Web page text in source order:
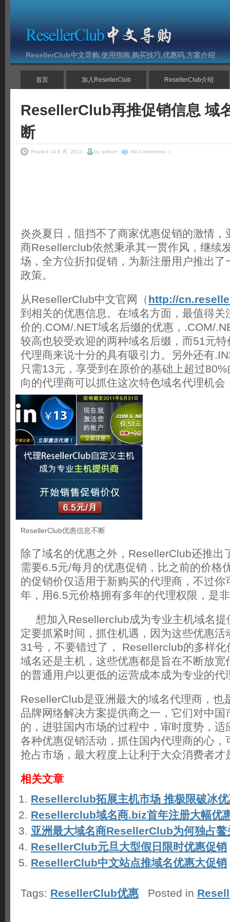
ResellerClub中文导购,使用指南,购买技巧,优惠码,方案介绍
首页 加入ResellerClub ResellerClub介绍
ResellerClub再推促销信息 域
断
Posted 14 8 月, 2011 by admin No Comments »
炎炎夏日，阻挡不了商家优惠促销的激情，
商Resellerclub依然秉承其一贯作风，继续
场，全方位折扣促销，为新注册用户推出了
政策。
从ResellerClub中文官网（http://
到相关的优惠信息。在域名方面，最值得关
价的.COM/.NET域名后缀的优惠，.COM/
较高也较受欢迎的两种域名后缀，而51元
代理商来说十分的具有吸引力。另外还有
只需13元，享受到在原价的基础上超过
向的代理商可以抓住这次特色域名代理机会
ResellerClub优惠信息不断
除了域名的优惠之外，ResellerClub还推出
需要6.5元/每月的优惠促销，比之前的价格
的促销价仅适用于新购买的代理商，不过你
年，用6.5元价格拥有多年的代理权限，是
想加入Resellerclub成为专业主机域名提
定要抓紧时间，抓住机遇，因为这些优惠活
31号，不要错过了， Resellerclub的多样化
域名还是主机，这些优惠都是旨在不断放宽
的普通用户以更低的运营成本成为专业的代
ResellerClub是亚洲最大的域名代理商，也
品牌网络解决方案提供商之一，它们对中国
的，进驻国内市场的过程中，审时度势，适
各种优惠促销活动，抓住国内代理商的心，
抢占市场，最大程度上让利于大众消费者才
相关文章
Resellerclub拓展主机市场 推极限破冰
Resellerclub域名商.biz首年注册大幅优
亚洲最大域名商ResellerClub为何独占鳌
ResellerClub元旦大型假日限时优惠促销
ResellerClub中文站点推域名优惠大促销
Tags: ResellerClub优惠 Posted in